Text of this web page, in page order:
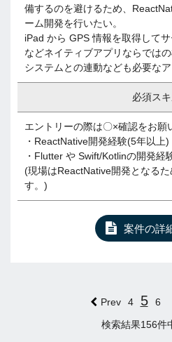
備するのを避けるため、
ーム開発を行いたい。
iPad から GPS 情報を取得して
などネイティブアプリならでは
システムとの連動なども必要なア
必須ス
エントリーの際は〇×確認をお願
・ReactNative開発経験(5年以上)
・Flutter や Swift/Kotlinの開発経
(現場はReactNative開発となる
す。)
案件の詳
Prev 4 5 6
検索結果156件